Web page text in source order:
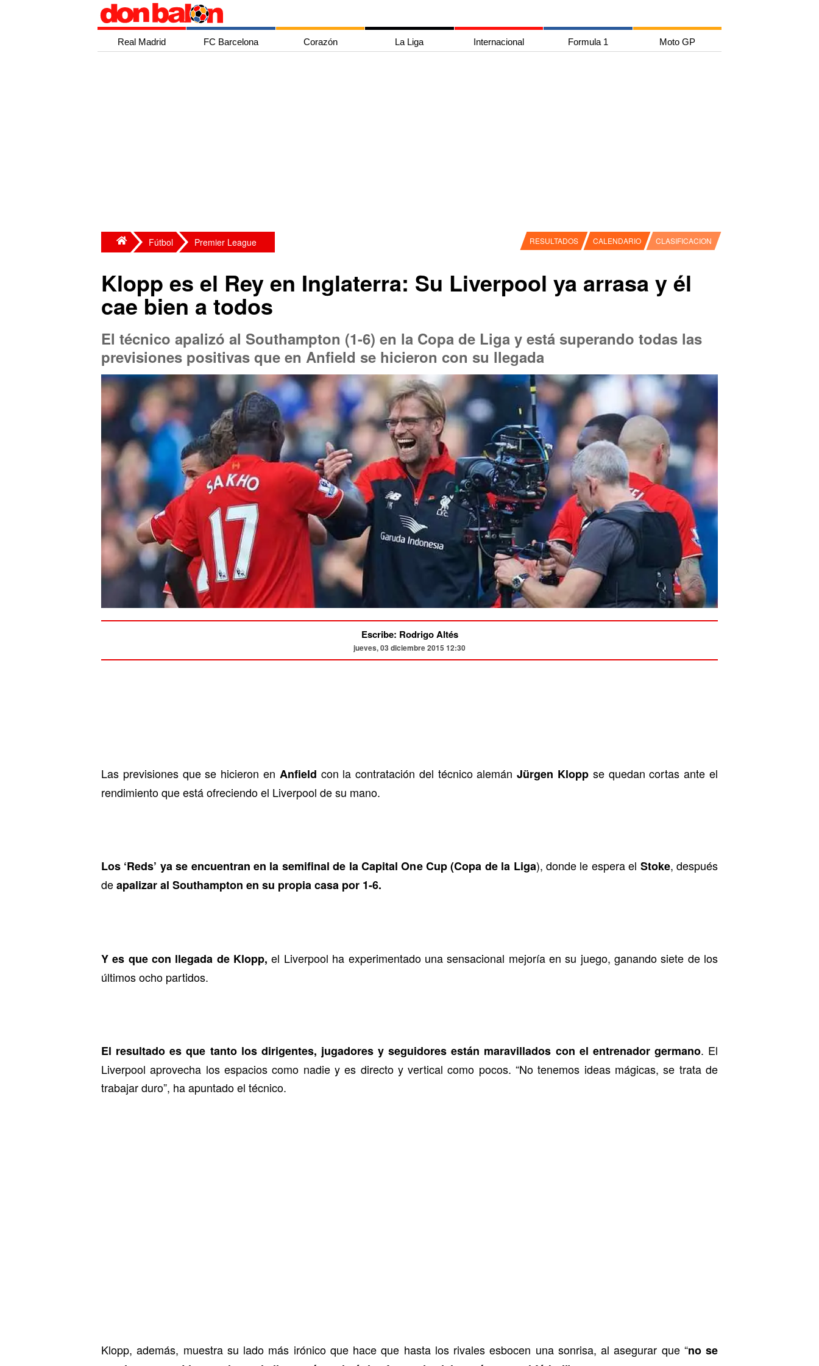
Real Madrid FC Barcelona Corazón La Liga Internacional Formula 1 Moto GP
Fútbol Premier League RESULTADOS CALENDARIO CLASIFICACION
Klopp es el Rey en Inglaterra: Su Liverpool ya arrasa y él
cae bien a todos
El técnico apalizó al Southampton (1-6) en la Copa de Liga y está superando todas las
previsiones positivas que en Anfield se hicieron con su llegada
Escribe: Rodrigo Altés
jueves, 03 diciembre 2015 12:30
Las previsiones que se hicieron en Anfield con la contratación del técnico alemánJürgen Klopp se quedan cortas ante el
rendimiento que está ofreciendo el Liverpool de su mano.
Los ‘Reds’ ya se encuentran en la semifinal de la Capital One Cup (Copa de la Liga), donde le espera el Stoke, después
deapalizar al Southampton en su propia casa por 1-6.
Y es que con llegada de Klopp, el Liverpool ha experimentado una sensacional mejoría en su juego, ganando siete de los
últimos ocho partidos.
El resultado es que tanto los dirigentes, jugadores y seguidores están maravillados con el entrenador germano. El
Liverpool aprovecha los espacios como nadie y es directo y vertical como pocos. “No tenemos ideas mágicas, se trata de
trabajar duro”, ha apuntado el técnico.
Klopp, además, muestra su lado más irónico que hace que hasta los rivales esbocen una sonrisa, al asegurar que “no se